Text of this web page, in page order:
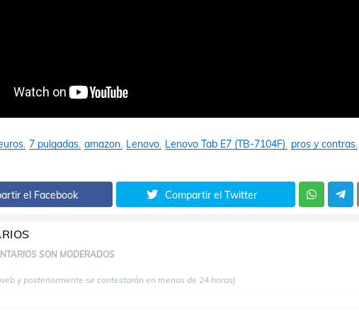
7 pulgadas amazon Lenovo Lenovo Tab E7 (TB-7104F) pros y contras
el Facebook Compartir el Twitter
SON MODERADOS
y posteriormente se contestarán en menos de 24 horas)